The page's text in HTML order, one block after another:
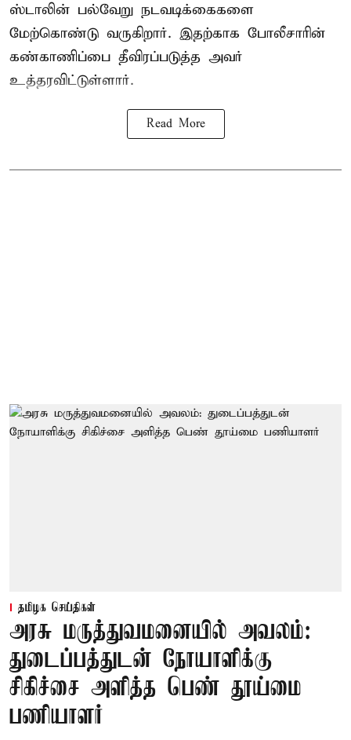
ஸ்டாலின் பல்வேறு நடவடிக்கைகளை
மேற்கொண்டு வருகிறார். இதற்காக போலீசாரின்
கண்காணிப்பை தீவிரப்படுத்த அவர்
உத்தரவிட்டுள்ளார்.
Read More
தமிழக செய்திகள்
அரசு மருத்துவமனையில் அவலம்:
துடைப்பத்துடன் நோயாளிக்கு
சிகிச்சை அளித்த பெண் தூய்மை
பணியாளர்